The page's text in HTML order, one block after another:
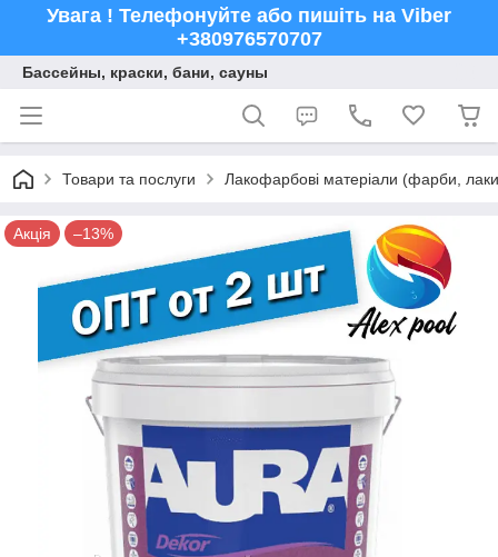
Увага ! Телефонуйте або пишіть на Viber
+380976570707
Бассейны, краски, бани, сауны
Товари та послуги Лакофарбові матеріали (фарби,
Акція –13%